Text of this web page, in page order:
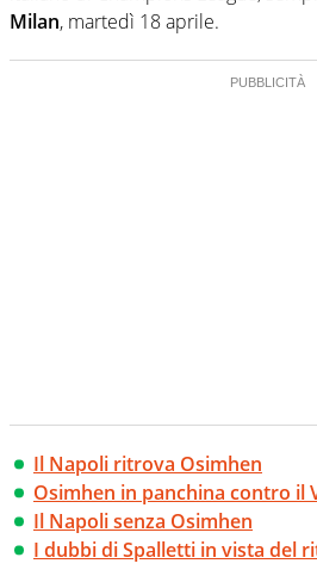
Milan, martedì 18 aprile.
Il Napoli ritrova Osimhen
Osimhen in panchina contro il
Il Napoli senza Osimhen
I dubbi di Spalletti in vista del